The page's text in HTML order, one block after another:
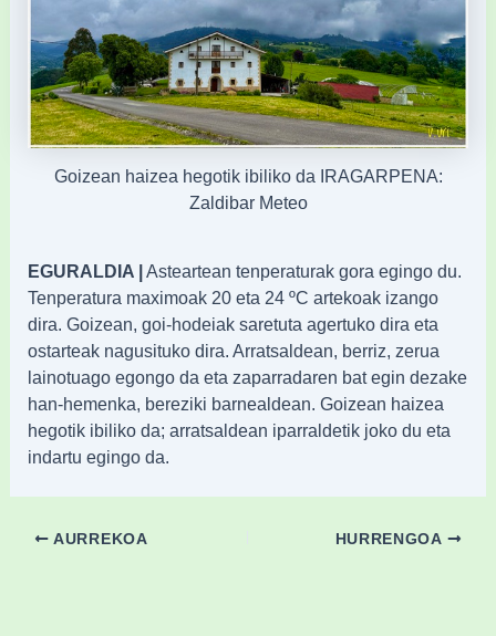
Goizean haizea hegotik ibiliko da IRAGARPENA:
Zaldibar Meteo
EGURALDIA |Asteartean tenperaturak gora egingo du.
Tenperatura maximoak 20 eta 24 ºC artekoak izango
dira. Goizean, goi-hodeiak saretuta agertuko dira eta
ostarteak nagusituko dira. Arratsaldean, berriz, zerua
lainotuago egongo da eta zaparradaren bat egin dezake
han-hemenka, bereziki barnealdean. Goizean haizea
hegotik ibiliko da; arratsaldean iparraldetik joko du eta
indartu egingo da.
AURREKOA HURRENGOA